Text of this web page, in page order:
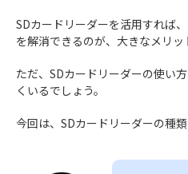
SDカードリーダーを活用すれば
を解消できるのが、大きなメリッ
ただ、SDカードリーダーの使い
くいるでしょう。
今回は、SDカードリーダーの種